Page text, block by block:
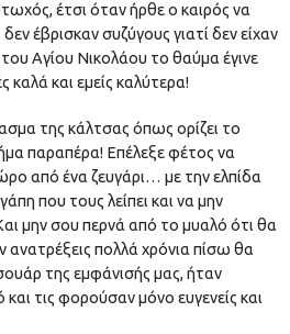
έτσι όταν ήρθε ο καιρός να
έβρισκαν συζύγους γιατί δεν είχαν
Αγίου Νικολάου το θαύμα έγινε
καλά και εμείς καλύτερα!
της κάλτσας όπως ορίζει το
παραπέρα! Επέλεξε φέτος να
από ένα ζευγάρι… με την ελπίδα
που τους λείπει και να μην
μην σου περνά από το μυαλό ότι θα
πολλά χρόνια πίσω θα
της εμφάνισής μας, ήταν
και τις φορούσαν μόνο ευγενείς και